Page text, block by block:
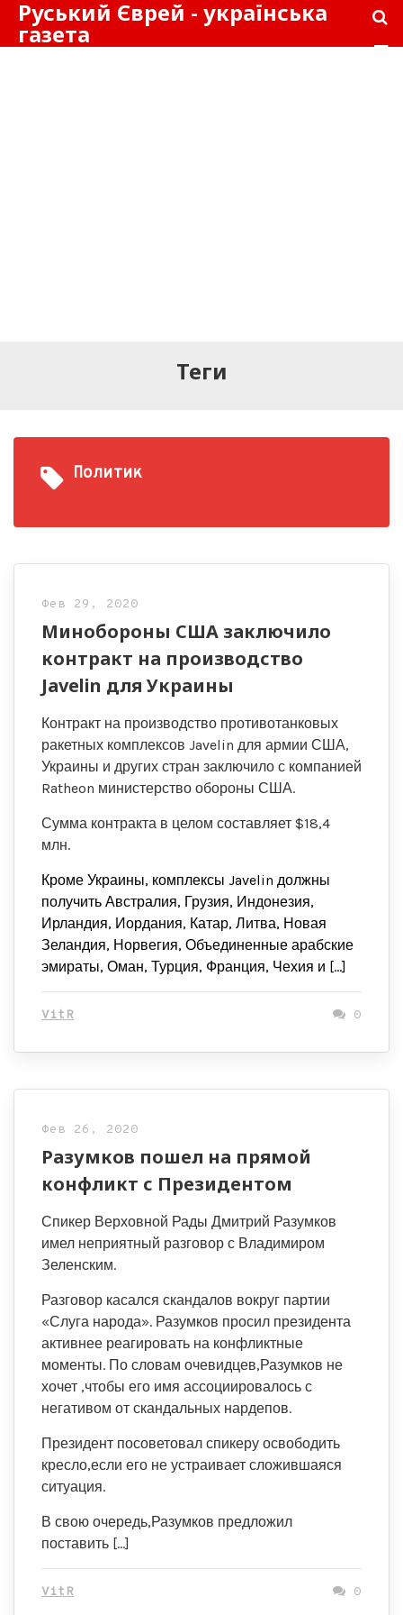
Руський Єврей - українська
газета
Теги
Политик
Фев 29, 2020
Минобороны США заключило
контракт на производство
Javelin для Украины
Контракт на производство противотанковых
ракетных комплексов Javelin для армии США,
Украины и других стран заключило с компанией
Ratheon министерство обороны США.
Сумма контракта в целом составляет $18,4
млн.
Кроме Украины, комплексы Javelin должны
получить Австралия, Грузия, Индонезия,
Ирландия, Иордания, Катар, Литва, Новая
Зеландия, Норвегия, Объединенные арабские
эмираты, Оман, Турция, Франция, Чехия и […]
VitR 0
Фев 26, 2020
Разумков пошел на прямой
конфликт с Президентом
Спикер Верховной Рады Дмитрий Разумков
имел неприятный разговор с Владимиром
Зеленским.
Разговор касался скандалов вокруг партии
«Слуга народа». Разумков просил президента
активнее реагировать на конфликтные
моменты. По словам очевидцев,Разумков не
хочет ,чтобы его имя ассоциировалось с
негативом от скандальных нардепов.
Президент посоветовал спикеру освободить
кресло,если его не устраивает сложившаяся
ситуация.
В свою очередь,Разумков предложил
поставить […]
VitR 0